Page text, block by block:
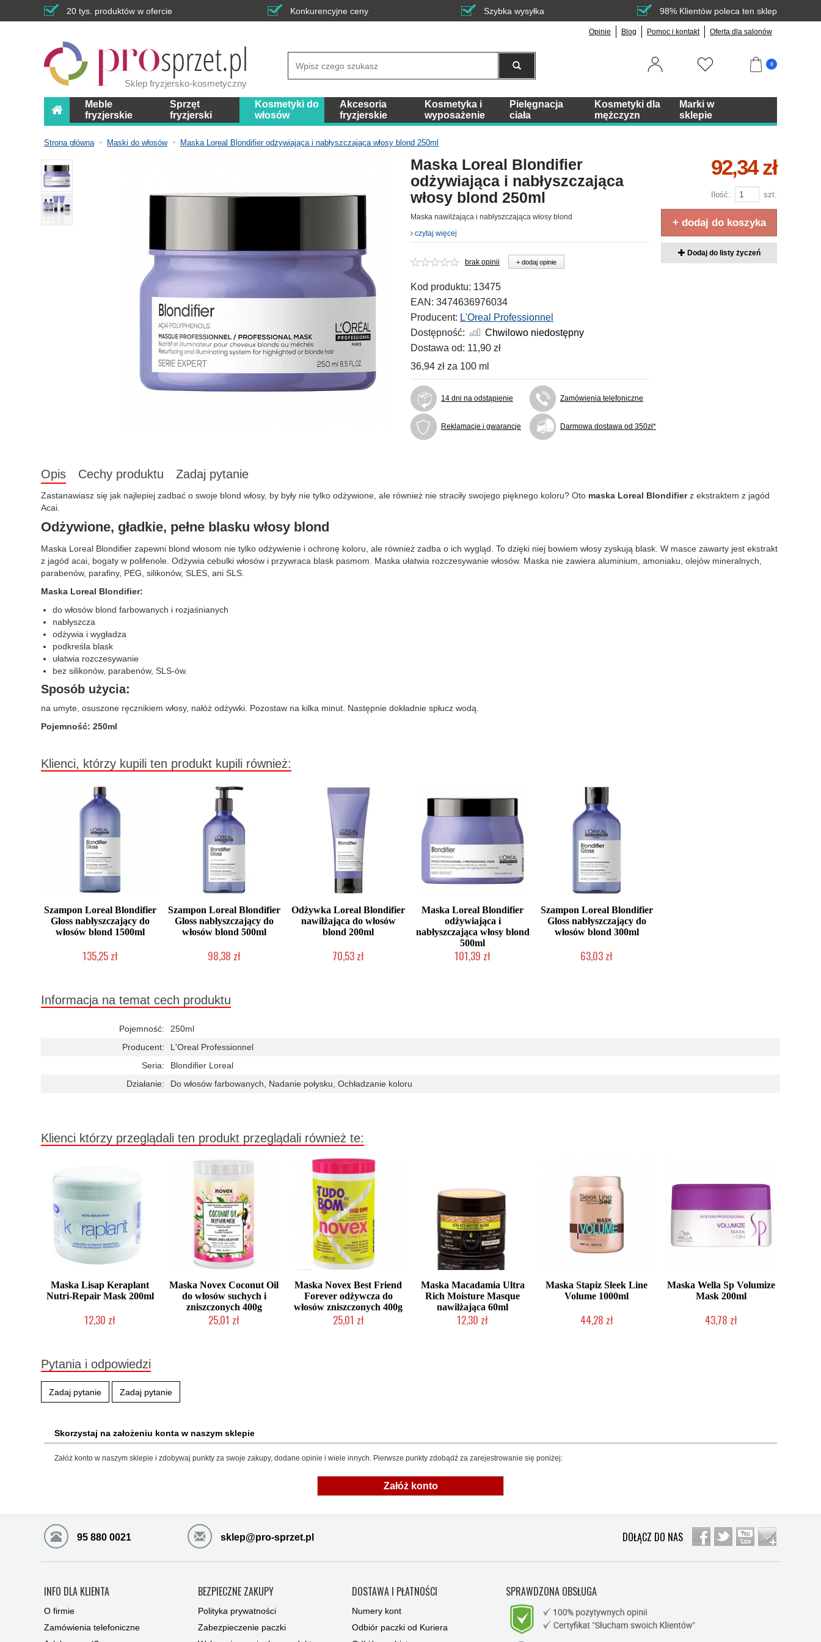
20 tys. produktów w ofercie Konkurencyjne ceny Szybka wysyłka 98% Klientów poleca ten sklep
Opinie Blog Pomoc i kontakt Oferta dla salonów
Sklep fryzjersko-kosmetyczny
0
Meble
fryzjerskie
Sprzęt
fryzjerski
Kosmetyki do
włosów
Akcesoria
fryzjerskie
Kosmetyka i
wyposażenie
Pielęgnacja
ciała
Kosmetyki dla
mężczyzn
Marki w
sklepie
Strona główna Maski do włosów Maska Loreal Blondifier odżywiająca i nabłyszczająca włosy blond 250ml
Maska Loreal Blondifier
odżywiająca i nabłyszczająca
włosy blond 250ml
Maska nawilżająca i nabłyszczająca włosy blond
czytaj więcej
brak opinii + dodaj opinie
Kod produktu: 13475
EAN: 3474636976034
Producent: L'Oreal Professionnel
Dostępność:
Chwilowo niedostępny
Dostawa od: 11,90 zł
36,94 zł za 100 ml
14 dni na odstąpienie Zamówienia telefoniczne
Reklamacje i gwarancje Darmowa dostawa od 350zł*
92,34 zł
Ilość: szt.
+ dodaj do koszyka
Dodaj do listy życzeń
Opis Cechy produktu Zadaj pytanie
Zastanawiasz się jak najlepiej zadbać o swoje blond włosy, by były nie tylko odżywione, ale również nie straciły swojego pięknego koloru? Oto maska Loreal Blondifierz ekstraktem z jagód
Acai.
Odżywione, gładkie, pełne blasku włosy blond
Maska Loreal Blondifier zapewni blond włosom nie tylko odżywienie i ochronę koloru, ale również zadba o ich wygląd. To dzięki niej bowiem włosy zyskują blask. W masce zawarty jest ekstrakt
z jagód acai, bogaty w polifenole. Odżywia cebulki włosów i przywraca blask pasmom. Maska ułatwia rozczesywanie włosów. Maska nie zawiera aluminium, amoniaku, olejów mineralnych,
parabenów, parafiny, PEG, silikonów, SLES, ani SLS.
Maska Loreal Blondifier:
do włosów blond farbowanych i rozjaśnianych
nabłyszcza
odżywia i wygładza
podkreśla blask
ułatwia rozczesywanie
bez silikonów, parabenów, SLS-ów.
Sposób użycia:
na umyte, osuszone ręcznikiem włosy, nałóż odżywki. Pozostaw na kilka minut. Następnie dokładnie spłucz wodą.
Pojemność: 250ml
Klienci, którzy kupili ten produkt kupili również:
Szampon Loreal Blondifier
Gloss nabłyszczający do
włosów blond 1500ml
135,25 zł
Szampon Loreal Blondifier
Gloss nabłyszczający do
włosów blond 500ml
98,38 zł
Odżywka Loreal Blondifier
nawilżająca do włosów
blond 200ml
70,53 zł
Maska Loreal Blondifier
odżywiająca i
nabłyszczająca włosy blond
500ml
101,39 zł
Szampon Loreal Blondifier
Gloss nabłyszczający do
włosów blond 300ml
63,03 zł
Informacja na temat cech produktu
Pojemność:
250ml
Producent:
L'Oreal Professionnel
Seria:
Blondifier Loreal
Działanie:
Do włosów farbowanych, Nadanie połysku, Ochładzanie koloru
Klienci którzy przeglądali ten produkt przeglądali również te:
Maska Lisap Keraplant
Nutri-Repair Mask 200ml
12,30 zł
Maska Novex Coconut Oil
do włosów suchych i
zniszczonych 400g
25,01 zł
Maska Novex Best Friend
Forever odżywcza do
włosów zniszczonych 400g
25,01 zł
Maska Macadamia Ultra
Rich Moisture Masque
nawilżająca 60ml
12,30 zł
Maska Stapiz Sleek Line
Volume 1000ml
44,28 zł
Maska Wella Sp Volumize
Mask 200ml
43,78 zł
Pytania i odpowiedzi
Zadaj pytanie Zadaj pytanie
Skorzystaj na założeniu konta w naszym sklepie
Załóż konto w naszym sklepie i zdobywaj punkty za swoje zakupy, dodane opinie i wiele innych. Pierwsze punkty zdobądź za zarejestrowanie się poniżej:
Załóż konto
95 880 0021 sklep@pro-sprzet.pl DOŁĄCZ DO NAS
INFO DLA KLIENTA
O firmie
Zamówienia telefoniczne
BEZPIECZNE ZAKUPY
Polityka prywatności
Zabezpieczenie paczki
DOSTAWA I PŁATNOŚCI
Numery kont
Odbiór paczki od Kuriera
SPRAWDZONA OBSŁUGA